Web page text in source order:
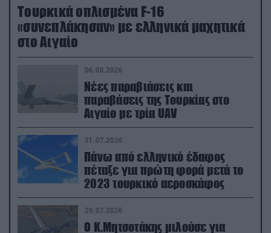
Τουρκικά οπλισμένα F-16
«συνεπλάκησαν» με ελληνικά μαχητικά
στο Αιγαίο
06.08.2026
Νέες παραβιάσεις και
παραβάσεις της Τουρκίας στο
Αιγαίο με τρία UAV
31.07.2026
Πάνω από ελληνικό έδαφος
πέταξε για πρώτη φορά μετά το
2023 τουρκικό αεροσκάφος
29.07.2026
Ο Κ.Μητσοτάκης μιλούσε για